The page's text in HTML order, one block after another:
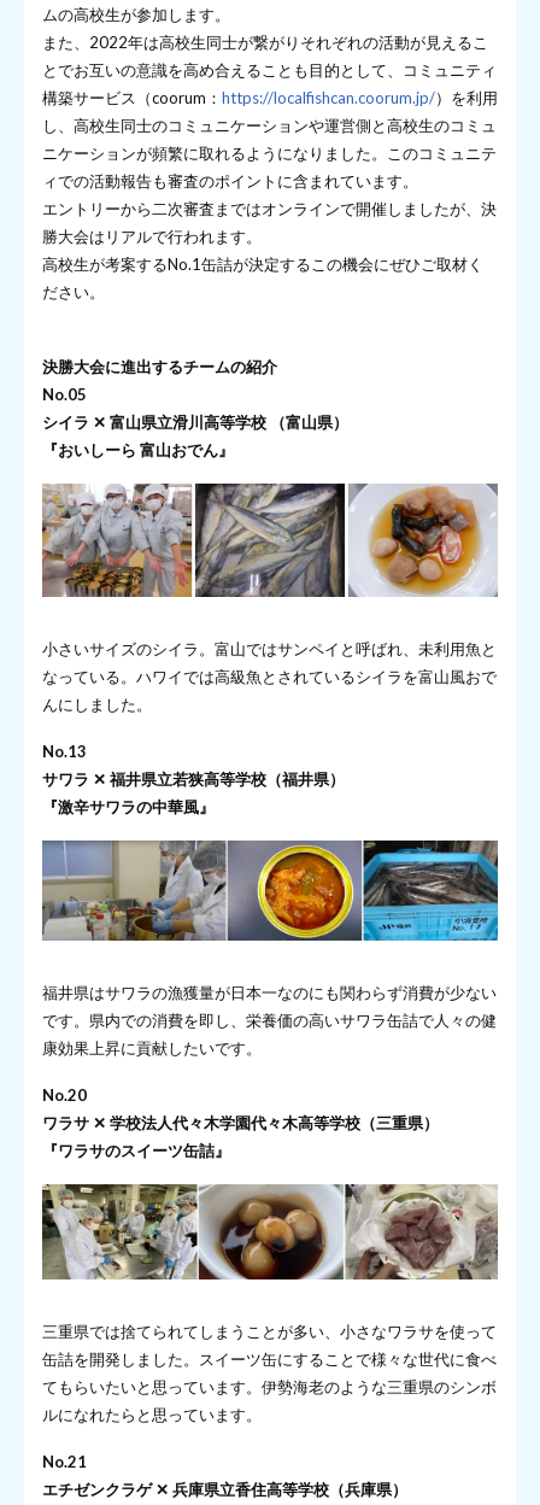
ムの高校生が参加します。
また、2022年は高校生同士が繋がりそれぞれの活動が見えるこ
とでお互いの意識を高め合えることも目的として、コミュニティ
構築サービス（coorum： https://localfishcan.coorum.jp/）を利用
し、高校生同士のコミュニケーションや運営側と高校生のコミュ
ニケーションが頻繁に取れるようになりました。このコミュニテ
ィでの活動報告も審査のポイントに含まれています。
エントリーから二次審査まではオンラインで開催しましたが、決
勝大会はリアルで行われます。
高校生が考案するNo.1缶詰が決定するこの機会にぜひご取材く
ださい。
決勝大会に進出するチームの紹介
No.05
シイラ ✕ 富山県立滑川高等学校 （富山県）
『おいしーら 富山おでん』
小さいサイズのシイラ。富山ではサンペイと呼ばれ、未利用魚と
なっている。ハワイでは高級魚とされているシイラを富山風おで
んにしました。
No.13
サワラ ✕ 福井県立若狭高等学校（福井県）
『激辛サワラの中華風』
福井県はサワラの漁獲量が日本一なのにも関わらず消費が少ない
です。県内での消費を即し、栄養価の高いサワラ缶詰で人々の健
康効果上昇に貢献したいです。
No.20
ワラサ ✕ 学校法人代々木学園代々木高等学校（三重県）
『ワラサのスイーツ缶詰』
三重県では捨てられてしまうことが多い、小さなワラサを使って
缶詰を開発しました。スイーツ缶にすることで様々な世代に食べ
てもらいたいと思っています。伊勢海老のような三重県のシンボ
ルになれたらと思っています。
No.21
エチゼンクラゲ ✕ 兵庫県立香住高等学校（兵庫県）